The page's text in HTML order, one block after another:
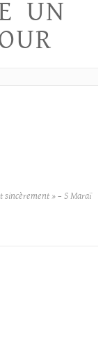
UN
sincèrement » – S Maraï